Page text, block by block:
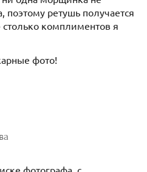
поэтому ретушь получается
комплиментов я
фото!